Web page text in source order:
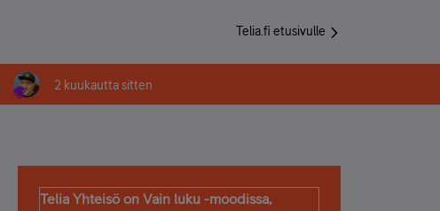
Telia.fi etusivulle
2 kuukautta sitten
Telia Yhteisö on Vain luku -moodissa,